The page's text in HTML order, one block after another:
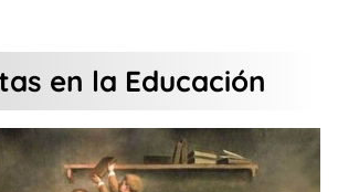
en la Educación